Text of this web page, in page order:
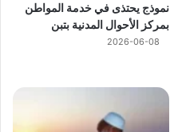
نموذج يحتذى في خدمة المواطن
بمركز الأحوال المدنية بتبن
2026-06-08